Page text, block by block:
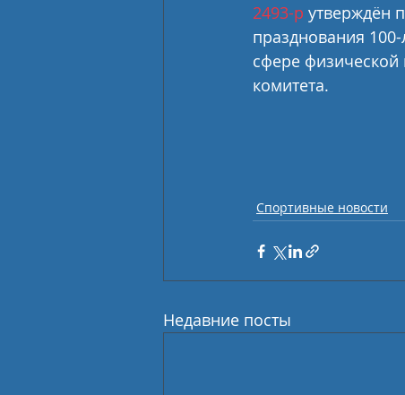
2493-р утверждён
празднования
сфере физической
комитета.
Спортивные новости
Недавние посты